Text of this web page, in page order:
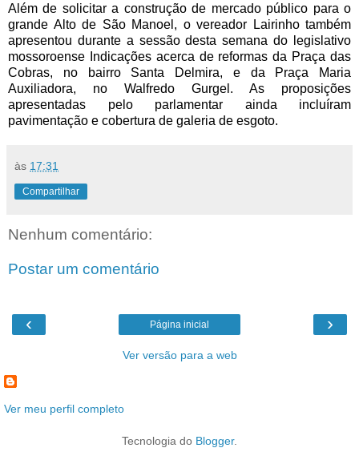
Além de solicitar a construção de mercado público para o
grande Alto de São Manoel, o vereador Lairinho também
apresentou durante a sessão desta semana do legislativo
mossoroense Indicações acerca de reformas da Praça das
Cobras, no bairro Santa Delmira, e da Praça Maria
Auxiliadora, no Walfredo Gurgel. As proposições
apresentadas pelo parlamentar ainda incluíram
pavimentação e cobertura de galeria de esgoto.
às 17:31
Compartilhar
Nenhum comentário:
Postar um comentário
‹ ›
Página inicial
Ver versão para a web
Ver meu perfil completo
Tecnologia do Blogger.